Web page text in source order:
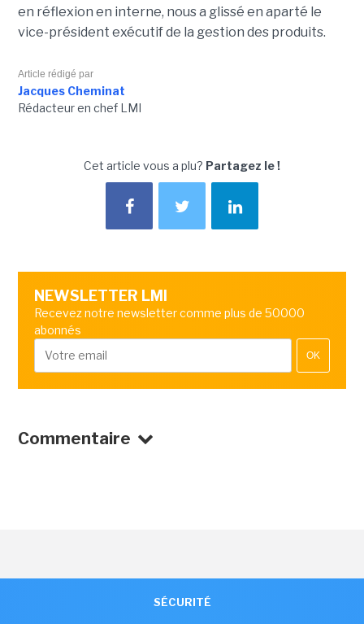
en réflexion en interne, nous a glissé en aparté le
vice-président exécutif de la gestion des produits.
Article rédigé par
Jacques Cheminat
Rédacteur en chef LMI
Cet article vous a plu? Partagez le !
NEWSLETTER LMI
Recevez notre newsletter comme plus de 50000
abonnés
OK
Commentaire
SÉCURITÉ